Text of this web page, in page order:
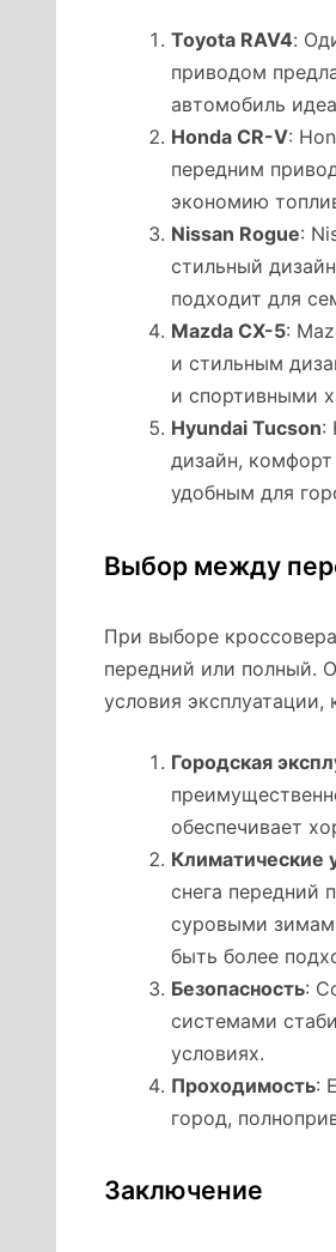
Toyota RAV4:
приводом
автомобиль
Honda CR-V:
передним
экономию
Nissan Rogue:
стильный
подходит для
Mazda CX-5:
и стильным
и спортивными
Hyundai Tucson:
дизайн,
удобным для
Выбор между
При выборе
передний или полный.
условия
Городская
обеспечивает
Климатические
снега передний
суровыми
быть более
Безопасность:
системами
условиях.
Проходимость:
город,
Заключение